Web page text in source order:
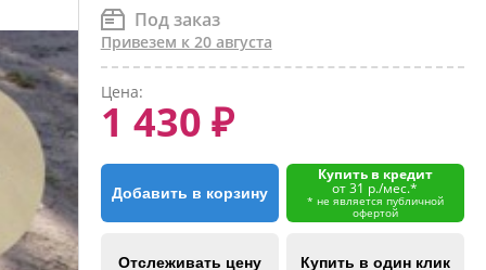
Под заказ
Привезем к 20 августа
Цена:
1 430 ₽
Добавить в корзину
Купить в кредит
от 31 р./мес.*
* не является публичной
офертой
Отслеживать цену Купить в один клик